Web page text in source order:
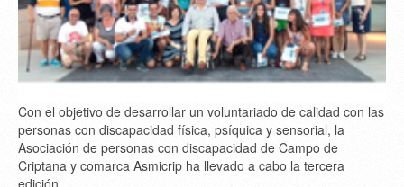
Con el objetivo de desarrollar un voluntariado de calidad con las
personas con discapacidad física, psíquica y sensorial, la
Asociación de personas con discapacidad de Campo de
Criptana y comarca Asmicrip ha llevado a cabo la tercera